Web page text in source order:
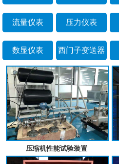
流量仪表 压力仪表
数显仪表 西门子变送器
压缩机性能试验装置